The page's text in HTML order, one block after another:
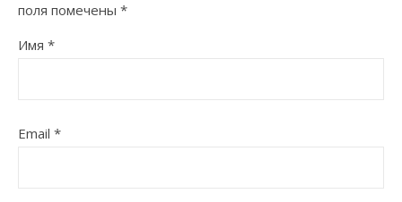
поля помечены *
Имя *
Email *